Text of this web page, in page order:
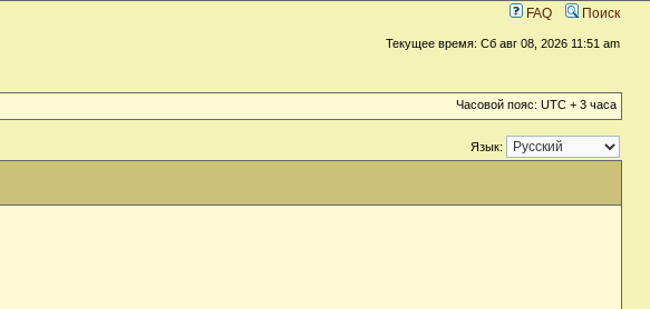
FAQ Поиск
Текущее время: Сб авг 08, 2026 11:51 am
Часовой пояс: UTC + 3 часа
Язык: